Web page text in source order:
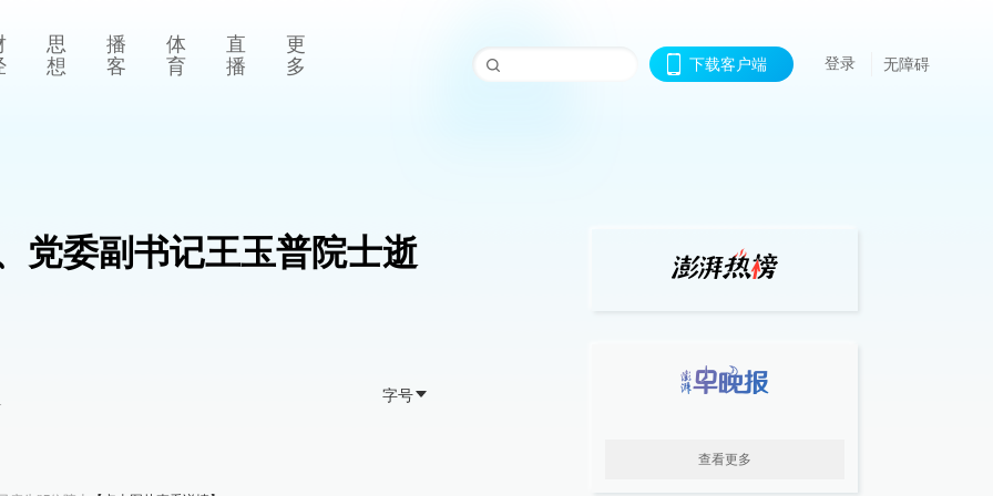
思
想
播
客
体
育
直
播
更
多
下载客户端 登录 无障碍
党委副书记王玉普院士逝
字号
查看更多